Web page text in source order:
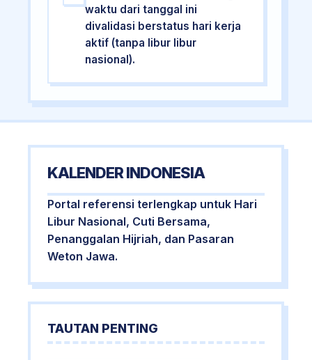
waktu dari tanggal ini
divalidasi berstatus hari kerja
aktif (tanpa libur libur
nasional).
KALENDER INDONESIA
Portal referensi terlengkap untuk Hari
Libur Nasional, Cuti Bersama,
Penanggalan Hijriah, dan Pasaran
Weton Jawa.
TAUTAN PENTING